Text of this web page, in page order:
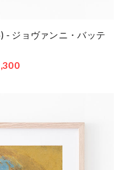
- ジョヴァンニ・バッテ